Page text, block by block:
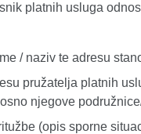
platnih usluga
/ naziv te adresu
pružatelja platnih
njegove
(opis sporne